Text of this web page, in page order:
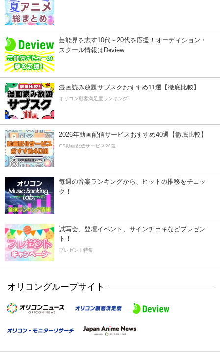
芸能界を志す10代～20代を応援！オーディション・
スクール情報はDeview
漫画読み放題サブスクおすすめ11選【徹底比較】
オリコン顧客満足度ランキング
2026年動画配信サービスおすすめ40選【徹底比較】
CS動画配信サービス20選
毎週の音楽ランキングから、ヒットの推移をチェッ
ク！
試写会、登壇イベント、サインチェキなどプレゼン
ト！
プレゼント特集
オリコングループサイト